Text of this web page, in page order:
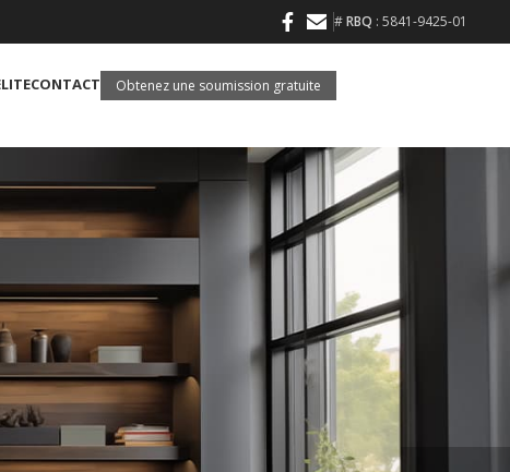
#RBQ : 5841-9425-01
CONTACT Obtenez une soumission gratuite